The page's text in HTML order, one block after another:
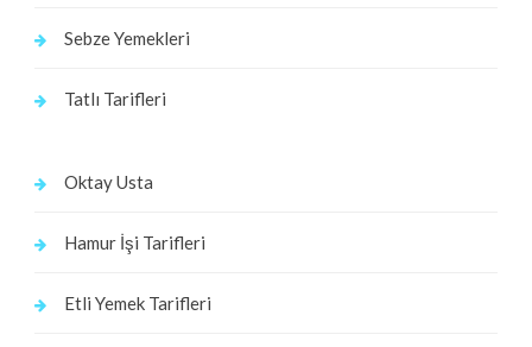
Sebze Yemekleri
Tatlı Tarifleri
Oktay Usta
Hamur İşi Tarifleri
Etli Yemek Tarifleri